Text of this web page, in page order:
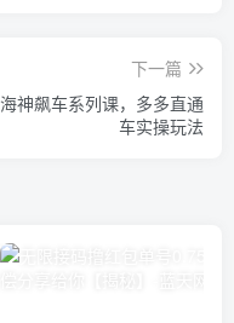
下一篇
海神飙车系列课，多多直通
车实操玩法